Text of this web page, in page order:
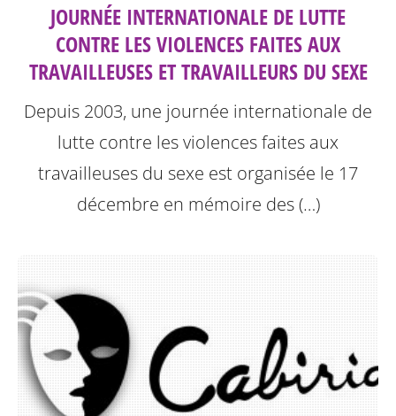
JOURNÉE INTERNATIONALE DE LUTTE
CONTRE LES VIOLENCES FAITES AUX
TRAVAILLEUSES ET TRAVAILLEURS DU SEXE
Depuis 2003, une journée internationale de
lutte contre les violences faites aux
travailleuses du sexe est organisée le 17
décembre en mémoire des (…)